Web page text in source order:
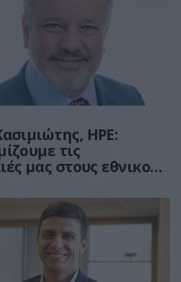
HPE:
τις
μας στους εθνικούς